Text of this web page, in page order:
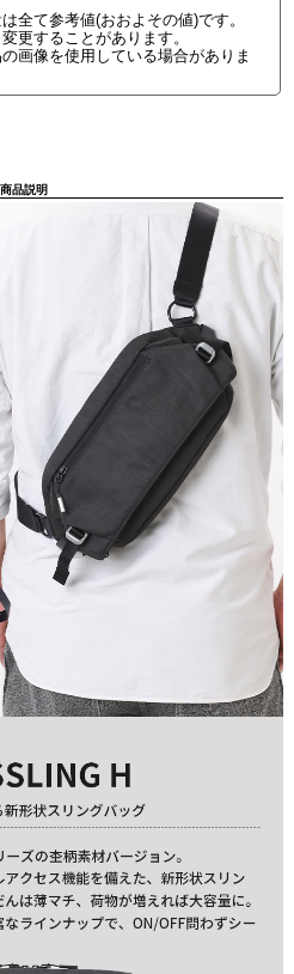
全て参考値(おおよその値)です。
更することがあります。
画像を使用している場合がありま
商品説明